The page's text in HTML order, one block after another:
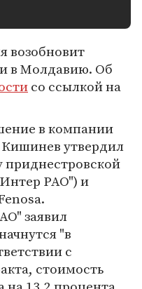
возобновит
в Молдавию. Об
со ссылкой на
в компании
Кишинев утвердил
приднестровской
РАО") и
заявил
"в
с
стоимость